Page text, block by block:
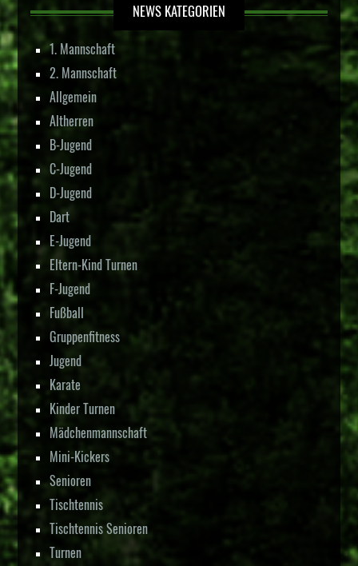
NEWS KATEGORIEN
1. Mannschaft
2. Mannschaft
Allgemein
Altherren
B-Jugend
C-Jugend
D-Jugend
Dart
E-Jugend
Eltern-Kind Turnen
F-Jugend
Fußball
Gruppenfitness
Jugend
Karate
Kinder Turnen
Mädchenmannschaft
Mini-Kickers
Senioren
Tischtennis
Tischtennis Senioren
Turnen